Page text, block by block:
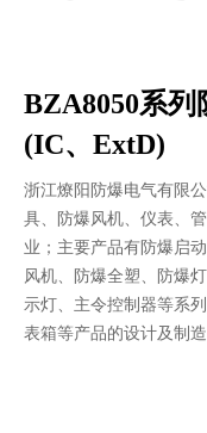
BZA8050系
(IC、ExtD)
浙江燎阳防爆电气有限
具、防爆风机、仪表、
业；主要产品有防爆启
风机、防爆全塑、防爆
示灯、主令控制器等系
表箱等产品的设计及制造